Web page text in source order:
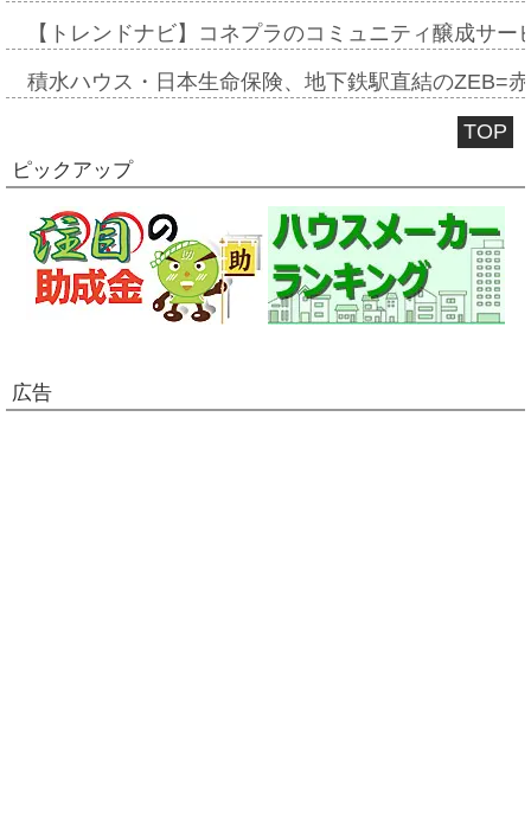
【トレンドナビ】コネプラのコミュニティ醸成サ
積水ハウス・日本生命保険、地下鉄駅直結のZEB=
TOP
ピックアップ
広告